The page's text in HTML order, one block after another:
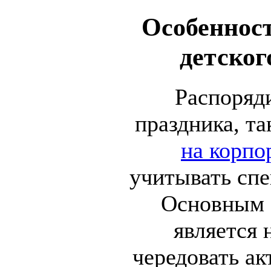
праздника,
на
учитывать
Основным
является
чередовать